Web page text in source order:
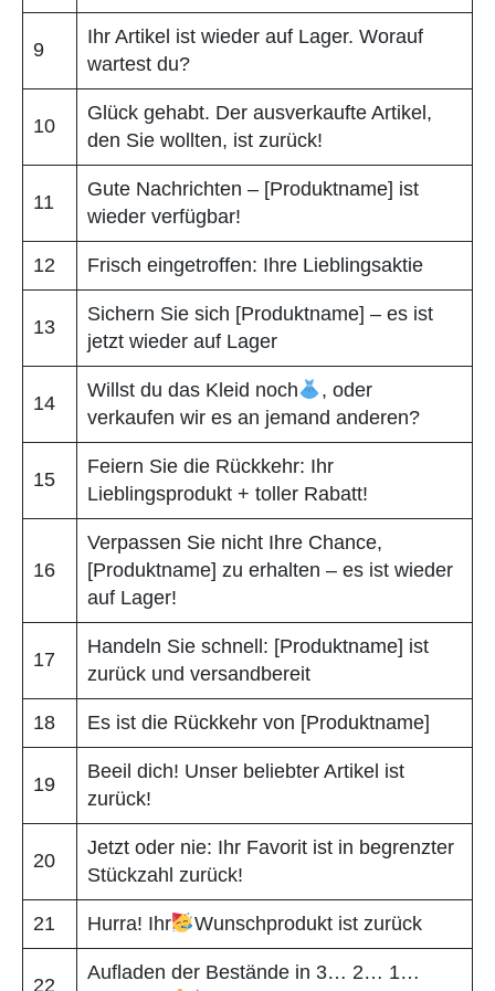
9
Ihr Artikel ist wieder auf Lager. Worauf
wartest du?
10
Glück gehabt. Der ausverkaufte Artikel,
den Sie wollten, ist zurück!
11
Gute Nachrichten – [Produktname] ist
wieder verfügbar!
12 Frisch eingetroffen: Ihre Lieblingsaktie
13
Sichern Sie sich [Produktname] – es ist
jetzt wieder auf Lager
14
Willst du das Kleid noch
, oder
verkaufen wir es an jemand anderen?
15
Feiern Sie die Rückkehr: Ihr
Lieblingsprodukt + toller Rabatt!
16
Verpassen Sie nicht Ihre Chance,
[Produktname] zu erhalten – es ist wieder
auf Lager!
17
Handeln Sie schnell: [Produktname] ist
zurück und versandbereit
18 Es ist die Rückkehr von [Produktname]
19
Beeil dich! Unser beliebter Artikel ist
zurück!
20
Jetzt oder nie: Ihr Favorit ist in begrenzter
Stückzahl zurück!
21 Hurra! Ihr Wunschprodukt ist zurück
22
Aufladen der Bestände in 3… 2… 1…